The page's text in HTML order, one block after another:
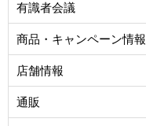
有識者会議
商品・キャンペーン情報
店舗情報
通販